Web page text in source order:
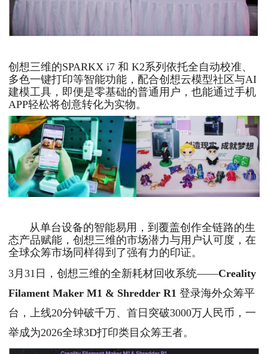
创想三维的SPARKX i7 和 K2系列依托全自动校准、
多色一键打印等智能功能，配合创想云模型社区与AI
建模工具，即便是零基础的普通用户，也能通过手机
APP轻松将创意转化为实物。
从单台设备的智能易用，到覆盖创作全链路的生
态产品赋能，创想三维的市场潜力与用户认可度，在
全球众筹市场同样得到了强有力的印证。
3月31日，创想三维的全新耗材回收系统——Creality
Filament Maker M1 & Shredder R1 登录海外众筹平
台，上线20分钟破千万、首日突破3000万人民币，一
举成为2026全球3D打印类目众筹王者。